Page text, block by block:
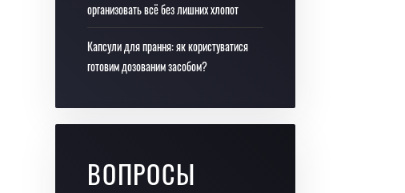
организовать всё без лишних хлопот
Капсули для прання: як користуватися
готовим дозованим засобом?
ВОПРОСЫ